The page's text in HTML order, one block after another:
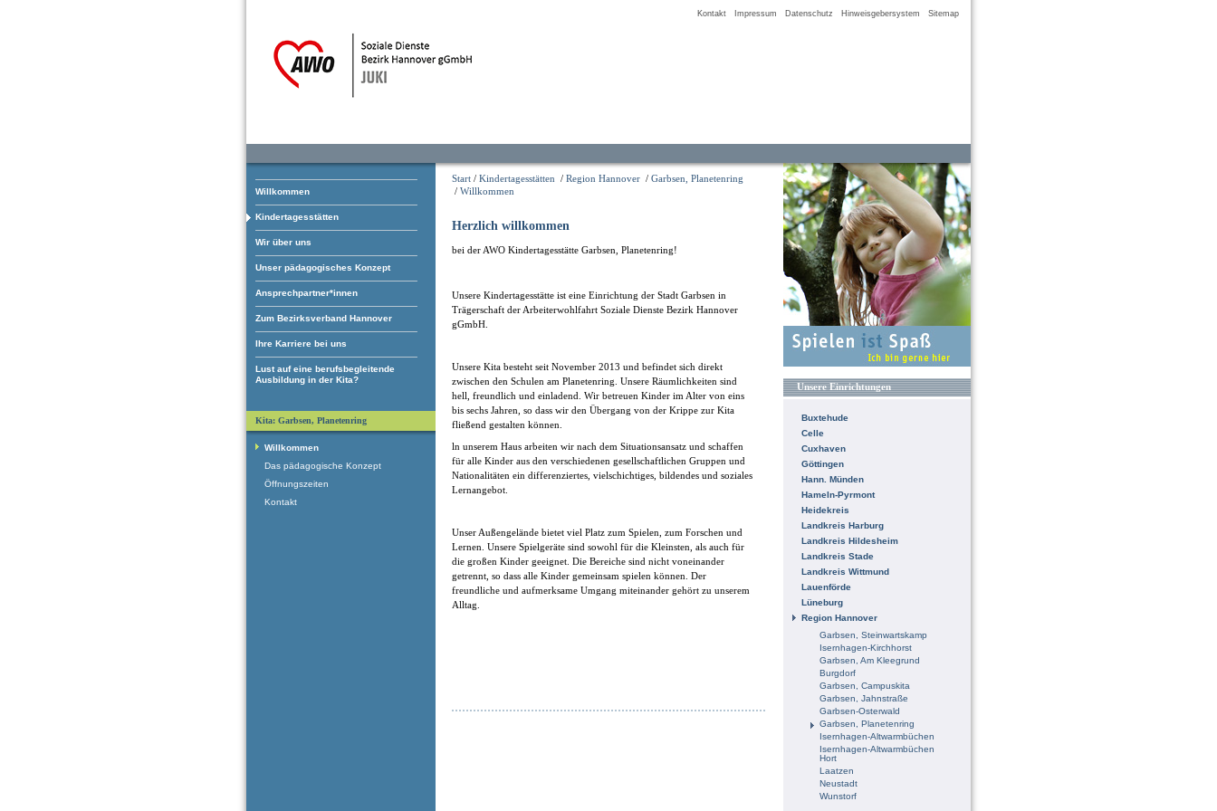
Kontakt Impressum Datenschutz Hinweisgebersystem Sitemap
Willkommen
Kindertagesstätten
Wir über uns
Unser pädagogisches Konzept
Ansprechpartner*innen
Zum Bezirksverband Hannover
Ihre Karriere bei uns
Lust auf eine berufsbegleitende
Ausbildung in der Kita?
Start / Kindertagesstätten / Region Hannover / Garbsen, Planetenring
/ Willkommen
Herzlich willkommen
bei der AWO Kindertagesstätte Garbsen, Planetenring!
Unsere Kindertagesstätte ist eine Einrichtung der Stadt Garbsen in
Trägerschaft der Arbeiterwohlfahrt Soziale Dienste Bezirk Hannover
gGmbH.
Unsere Kita besteht seit November 2013 und befindet sich direkt
zwischen den Schulen am Planetenring. Unsere Räumlichkeiten sind
hell, freundlich und einladend. Wir betreuen Kinder im Alter von eins
bis sechs Jahren, so dass wir den Übergang von der Krippe zur Kita
fließend gestalten können.
ln unserem Haus arbeiten wir nach dem Situationsansatz und schaffen
für alle Kinder aus den verschiedenen gesellschaftlichen Gruppen und
Nationalitäten ein differenziertes, vielschichtiges, bildendes und soziales
Lernangebot.
Unser Außengelände bietet viel Platz zum Spielen, zum Forschen und
Lernen. Unsere Spielgeräte sind sowohl für die Kleinsten, als auch für
die großen Kinder geeignet. Die Bereiche sind nicht voneinander
getrennt, so dass alle Kinder gemeinsam spielen können. Der
freundliche und aufmerksame Umgang miteinander gehört zu unserem
Alltag.
Unsere Einrichtungen
Buxtehude
Celle
Cuxhaven
Göttingen
Hann. Münden
Hameln-Pyrmont
Heidekreis
Landkreis Harburg
Landkreis Hildesheim
Landkreis Stade
Landkreis Wittmund
Lauenförde
Lüneburg
Region Hannover
Garbsen, Steinwartskamp
Isernhagen-Kirchhorst
Garbsen, Am Kleegrund
Burgdorf
Garbsen, Campuskita
Garbsen, Jahnstraße
Garbsen-Osterwald
Garbsen, Planetenring
Isernhagen-Altwarmbüchen
Isernhagen-Altwarmbüchen
Hort
Laatzen
Neustadt
Wunstorf
Kita: Garbsen, Planetenring
Willkommen
Das pädagogische Konzept
Öffnungszeiten
Kontakt